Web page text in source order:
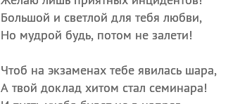
Большой и светлой для тебя любви,
Но мудрой будь, потом не залети!
Чтоб на экзаменах тебе явилась шара,
А твой доклад хитом стал семинара!